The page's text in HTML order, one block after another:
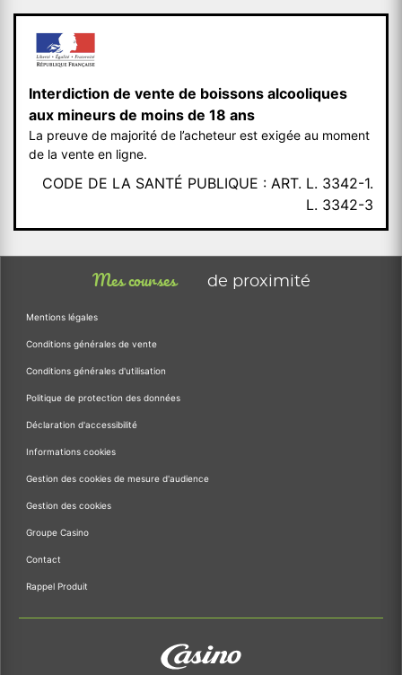
Interdiction de vente de boissons alcooliques
aux mineurs de moins de 18 ans
La preuve de majorité de l’acheteur est exigée au moment
de la vente en ligne.
CODE DE LA SANTÉ PUBLIQUE : ART. L. 3342-1.
L. 3342-3
Mes courses de proximité
Mentions légales
Conditions générales de vente
Conditions générales d'utilisation
Politique de protection des données
Déclaration d'accessibilité
Informations cookies
Gestion des cookies de mesure d'audience
Gestion des cookies
Groupe Casino
Contact
Rappel Produit